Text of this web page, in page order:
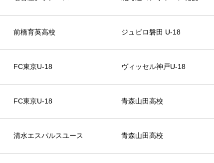
前橋育英高校 ジュビロ磐田 U-18
FC東京U-18 ヴィッセル神戸U-18
FC東京U-18 青森山田高校
清水エスパルスユース 青森山田高校